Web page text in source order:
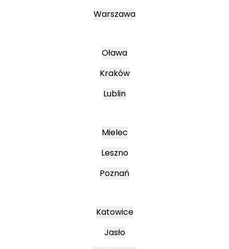
Warszawa
Oława
Kraków
Lublin
Mielec
Leszno
Poznań
Katowice
Jasło